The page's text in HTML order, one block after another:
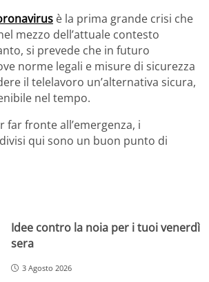
è la prima grande crisi che
mezzo dell’attuale contesto
si prevede che in futuro
norme legali e misure di sicurezza
il telelavoro un’alternativa sicura,
nel tempo.
far fronte all’emergenza, i
qui sono un buon punto di
Idee contro la noia per i tuoi venerdì
sera
3 Agosto 2026